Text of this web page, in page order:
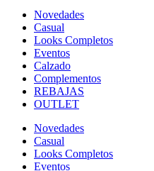
Novedades
Casual
Looks Completos
Eventos
Calzado
Complementos
REBAJAS
OUTLET
Novedades
Casual
Looks Completos
Eventos